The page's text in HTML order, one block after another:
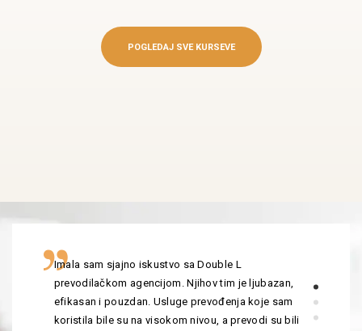
POGLEDAJ SVE KURSEVE
Imala sam sjajno iskustvo sa Double L
prevodilačkom agencijom. Njihov tim je ljubazan,
efikasan i pouzdan. Usluge prevođenja koje sam
koristila bile su na visokom nivou, a prevodi su bili